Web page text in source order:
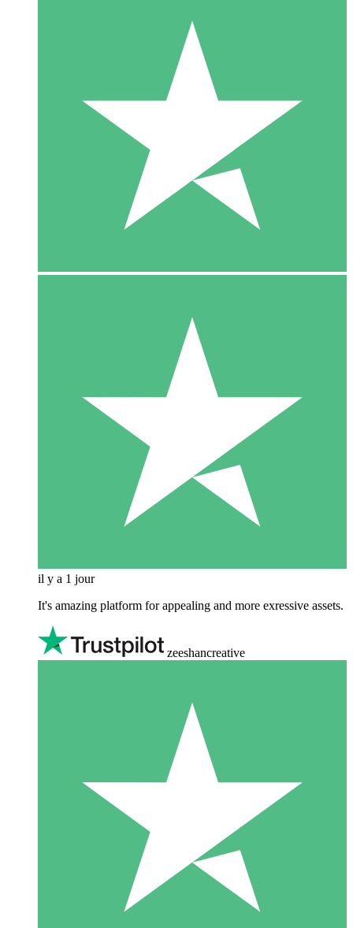
il y a 1 jour
It's amazing platform for appealing and more exressive assets.
zeeshancreative